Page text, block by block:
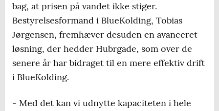
bag, at prisen på vandet ikke stiger.
Bestyrelsesformand i BlueKolding, Tobias
Jørgensen, fremhæver desuden en avanceret
løsning, der hedder Hubrgade, som over de
senere år har bidraget til en mere effektiv drift
i BlueKolding.
- Med det kan vi udnytte kapaciteten i hele